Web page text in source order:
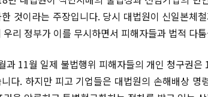
것이라는 주장입니다. 당시 대법원이 신일본체
리 정부가 이를 무시하면서 피해자들과 법적 다
과 11월 일제 불법행위 피해자들의 개인 청구권은
다. 하지만 피고 기업들은 대법원의 손해배상 명